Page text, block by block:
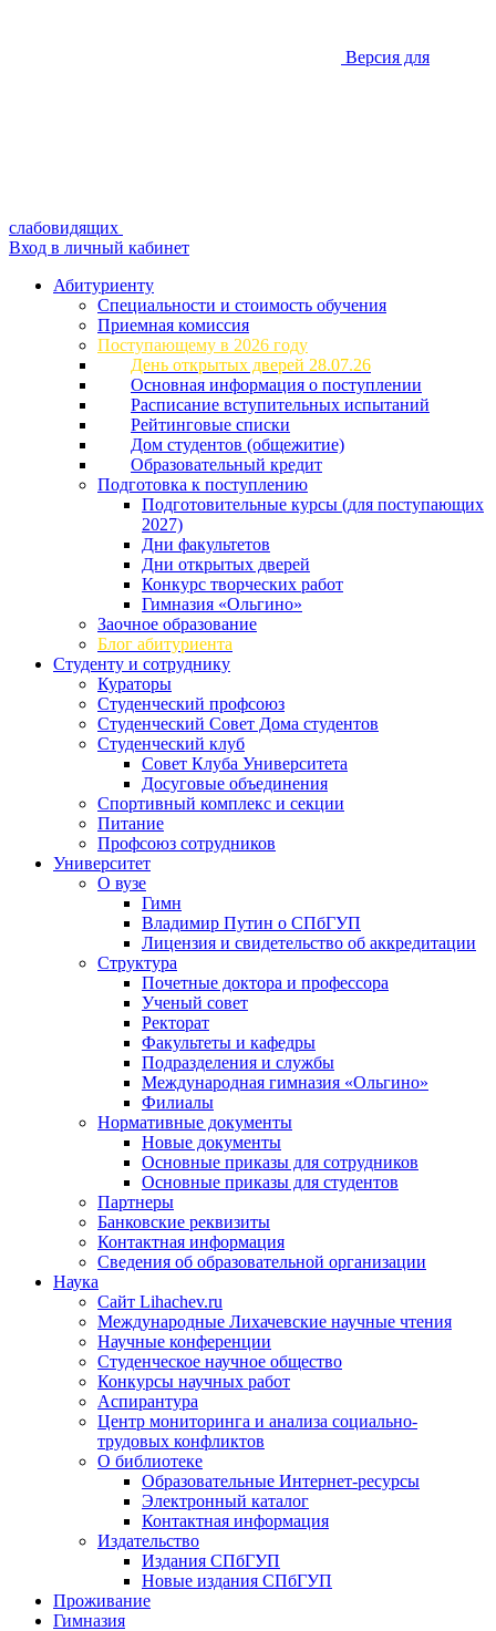
Версия для
слабовидящих
Вход в личный кабинет
Абитуриенту
Специальности и стоимость обучения
Приемная комиссия
Поступающему в 2026 году
День открытых дверей 28.07.26
Основная информация о поступлении
Расписание вступительных испытаний
Рейтинговые списки
Дом студентов (общежитие)
Образовательный кредит
Подготовка к поступлению
Подготовительные курсы (для поступающих
2027)
Дни факультетов
Дни открытых дверей
Конкурс творческих работ
Гимназия «Ольгино»
Заочное образование
Блог абитуриента
Студенту и сотруднику
Кураторы
Студенческий профсоюз
Студенческий Совет Дома студентов
Студенческий клуб
Совет Клуба Университета
Досуговые объединения
Спортивный комплекс и секции
Питание
Профсоюз сотрудников
Университет
О вузе
Гимн
Владимир Путин о СПбГУП
Лицензия и свидетельство об аккредитации
Структура
Почетные доктора и профессора
Ученый совет
Ректорат
Факультеты и кафедры
Подразделения и службы
Международная гимназия «Ольгино»
Филиалы
Нормативные документы
Новые документы
Основные приказы для сотрудников
Основные приказы для студентов
Партнеры
Банковские реквизиты
Контактная информация
Сведения об образовательной организации
Наука
Сайт Lihachev.ru
Международные Лихачевские научные чтения
Научные конференции
Студенческое научное общество
Конкурсы научных работ
Аспирантура
Центр мониторинга и анализа социально-
трудовых конфликтов
О библиотеке
Образовательные Интернет-ресурсы
Электронный каталог
Контактная информация
Издательство
Издания СПбГУП
Новые издания СПбГУП
Проживание
Гимназия